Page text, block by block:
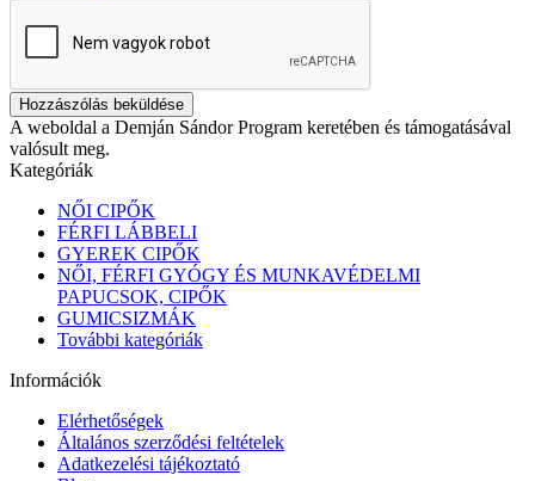
Hozzászólás beküldése
A weboldal a Demján Sándor Program keretében és támogatásával
valósult meg.
Kategóriák
NŐI CIPŐK
FÉRFI LÁBBELI
GYEREK CIPŐK
NŐI, FÉRFI GYÓGY ÉS MUNKAVÉDELMI
PAPUCSOK, CIPŐK
GUMICSIZMÁK
További kategóriák
Információk
Elérhetőségek
Általános szerződési feltételek
Adatkezelési tájékoztató